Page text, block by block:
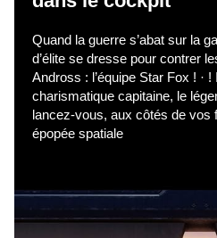
Quand la guerre s’abat sur la
d’élite se dresse pour contrer
Andross : l’équipe Star Fox ! ·
charismatique capitaine, le
lancez-vous, aux côtés de vos
épopée spatiale